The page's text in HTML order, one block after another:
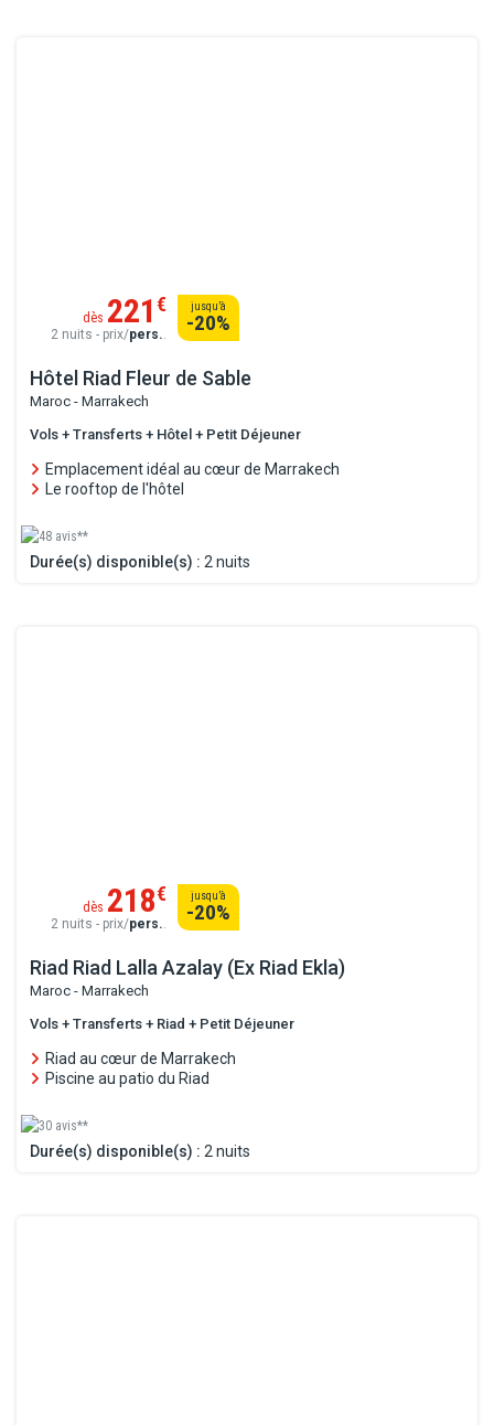
Hôtel Riad Fleur de Sable
Maroc - Marrakech
Vols + Transferts + Hôtel + Petit Déjeuner
Emplacement idéal au cœur de Marrakech
Le rooftop de l'hôtel
48 avis**
Durée(s) disponible(s) : 2 nuits
dès 221€
2 nuits - prix/pers..
jusqu’à
-20%
Riad Riad Lalla Azalay (Ex Riad Ekla)
Maroc - Marrakech
Vols + Transferts + Riad + Petit Déjeuner
Riad au cœur de Marrakech
Piscine au patio du Riad
30 avis**
Durée(s) disponible(s) : 2 nuits
dès 218€
2 nuits - prix/pers..
jusqu’à
-20%